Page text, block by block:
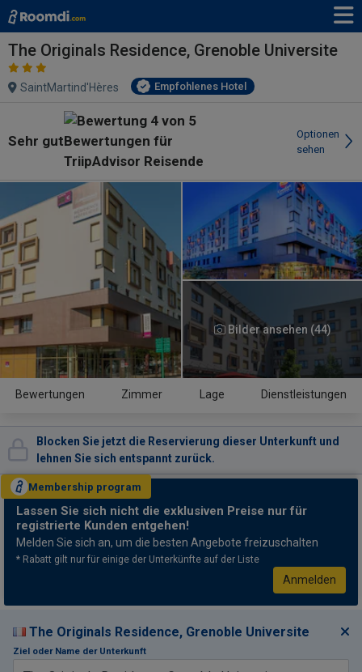
The Originals Residence, Grenoble Universite
SaintMartind'Hères Empfohlenes Hotel
Sehr gut
Optionen
sehen
Bilder ansehen (44)
Bewertungen Zimmer Lage Dienstleistungen
Blocken Sie jetzt die Reservierung dieser Unterkunft und
lehnen Sie sich entspannt zurück.
Membership program
Lassen Sie sich nicht die exklusiven Preise nur für
registrierte Kunden entgehen!
Melden Sie sich an, um die besten Angebote freizuschalten
* Rabatt gilt nur für einige der Unterkünfte auf der Liste
Anmelden
The Originals Residence, Grenoble Universite
Ziel oder Name der Unterkunft